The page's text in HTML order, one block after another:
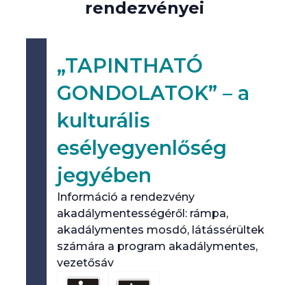
rendezvényei
„TAPINTHATÓ
GONDOLATOK” – a
kulturális
esélyegyenlőség
jegyében
Információ a rendezvény
akadálymentességéről: rámpa,
akadálymentes mosdó, látássérültek
számára a program akadálymentes,
vezetősáv